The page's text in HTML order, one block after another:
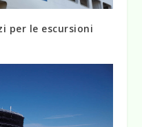
per le escursioni